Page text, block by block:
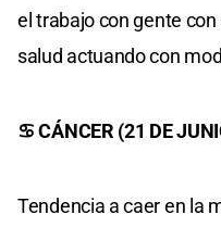
el trabajo con gente
salud actuando con
♋ CÁNCER (21 DE
Tendencia a caer en la